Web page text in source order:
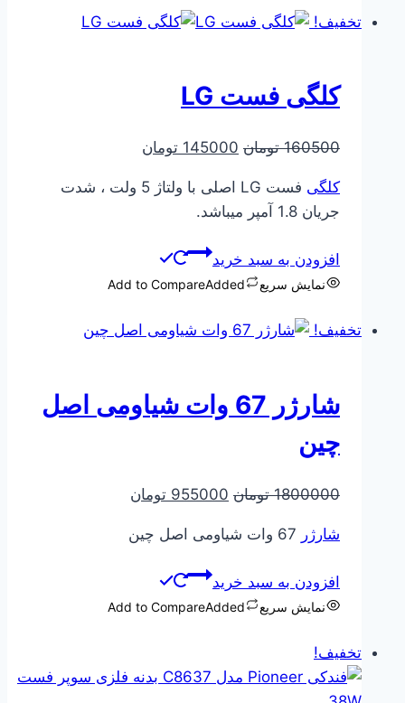
تخفیف!
کلگی فست LG
160500 تومان قیمت
160500 تومان
بود.
145000 تومان
145000 تومان
کلگی
فست LG اصلی با ولتاژ 5 ولت ، شدت
جریان 1.8 آمپر میباشد.
افزودن به سبد خرید
نمایش سریع Add to CompareAdded
تخفیف!
شارژر 67 وات شیاومی اصل
چین
1800000 تومان قیمت
1800000 تومان
بود.
955000 تومان
شارژر
افزودن به سبد خرید
نمایش سریع Add to CompareAdded
تخفیف!